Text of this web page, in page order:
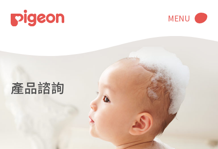
MENU
產品諮詢